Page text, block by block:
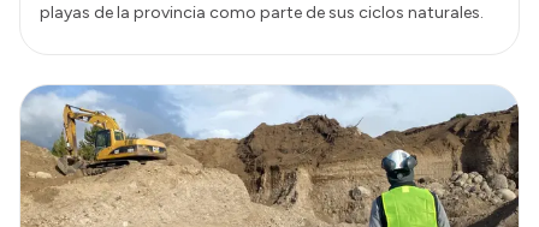
playas de la provincia como parte de sus ciclos naturales.